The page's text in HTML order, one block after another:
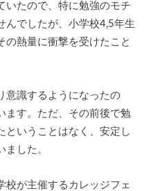
いたので、特に勉強のモチ
んでしたが、小学校4,5年生
の熱量に衝撃を受けたこと
意識するようになったの
ます。ただ、その前後で勉
ということはなく、安定し
した。
校が主催するカレッジフェ